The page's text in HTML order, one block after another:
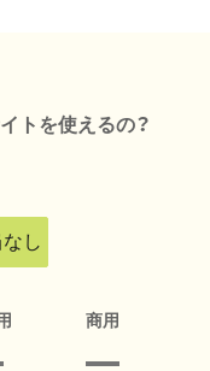
トを使えるの？
し
商用